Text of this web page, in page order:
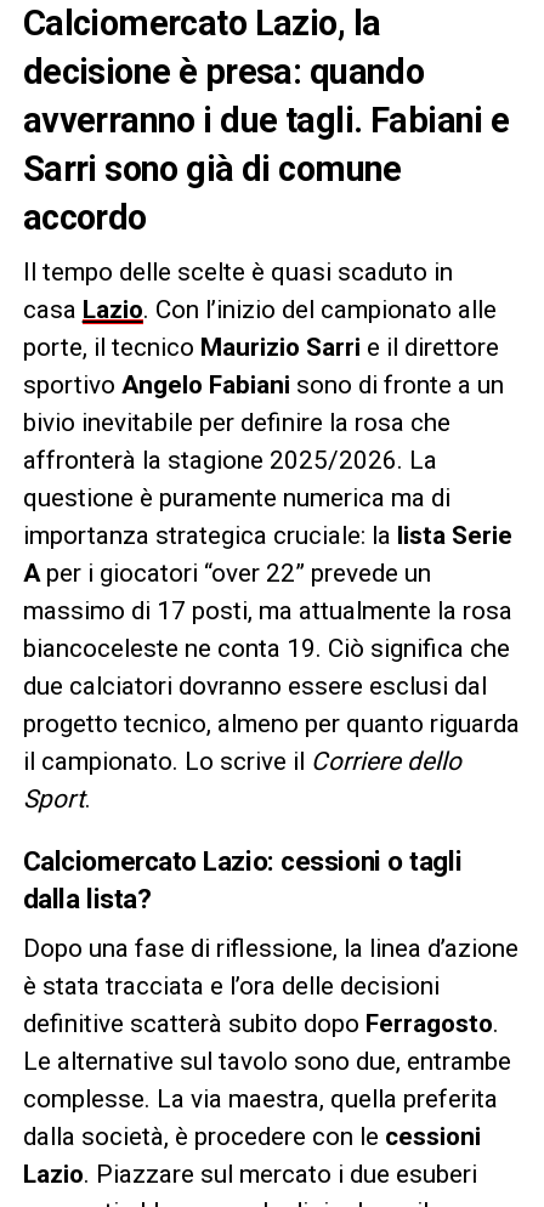
Calciomercato Lazio, la
decisione è presa: quando
avverranno i due tagli. Fabiani e
Sarri sono già di comune
accordo
Il tempo delle scelte è quasi scaduto in
casa Lazio. Con l’inizio del campionato alle
porte, il tecnico Maurizio Sarri e il direttore
sportivo Angelo Fabiani sono di fronte a un
bivio inevitabile per definire la rosa che
affronterà la stagione 2025/2026. La
questione è puramente numerica ma di
importanza strategica cruciale: la lista Serie
Aper i giocatori “over 22” prevede un
massimo di 17 posti, ma attualmente la rosa
biancoceleste ne conta 19. Ciò significa che
due calciatori dovranno essere esclusi dal
progetto tecnico, almeno per quanto riguarda
il campionato. Lo scrive il Corriere dello
Sport.
Calciomercato Lazio: cessioni o tagli
dalla lista?
Dopo una fase di riflessione, la linea d’azione
è stata tracciata e l’ora delle decisioni
definitive scatterà subito dopo Ferragosto.
Le alternative sul tavolo sono due, entrambe
complesse. La via maestra, quella preferita
dalla società, è procedere con le cessioni
Lazio. Piazzare sul mercato i due esuberi